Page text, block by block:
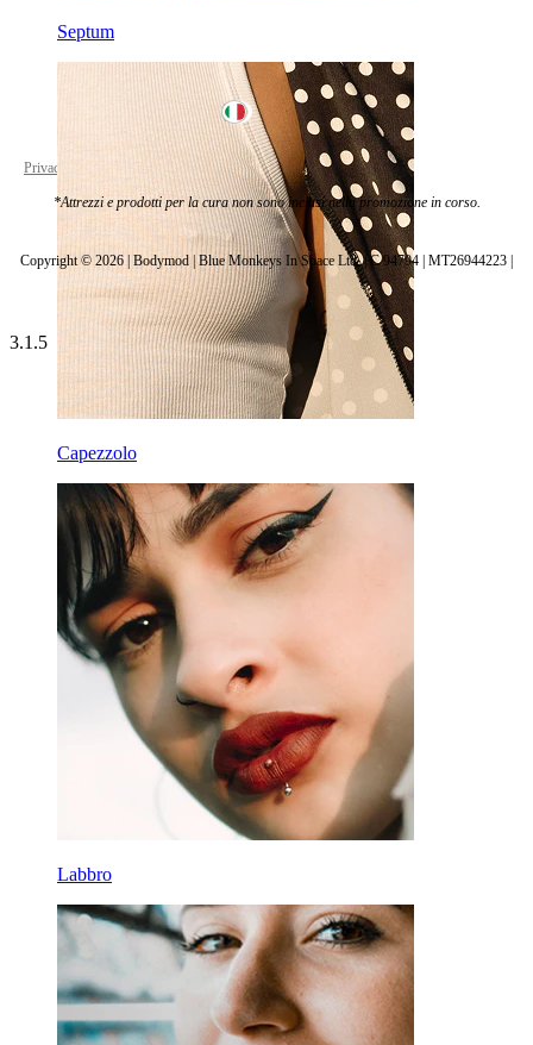
Septum
Capezzolo
Labbro
Italy
Privacy policy Cookie settings
*Attrezzi e prodotti per la cura non sono inclusi nella promozione in corso.
Copyright © 2026 | Bodymod | Blue Monkeys In Space Ltd. | C 94794 | MT26944223 |
3.1.5